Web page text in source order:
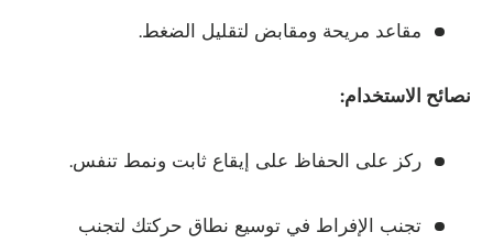
مقاعد مريحة ومقابض لتقليل الضغط.
نصائح الاستخدام:
ركز على الحفاظ على إيقاع ثابت ونمط تنفس.
تجنب الإفراط في توسيع نطاق حركتك لتجنب